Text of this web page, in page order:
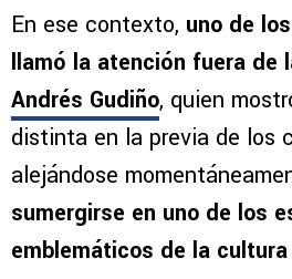
En ese contexto, uno de
llamó la atención fuera de
Andrés Gudiño, quien
distinta en la previa de los
alejándose
sumergirse en uno de los
emblemáticos de la